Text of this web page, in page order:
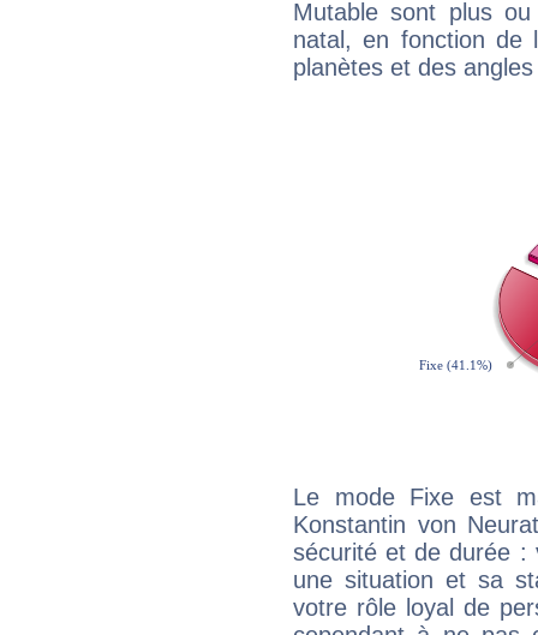
Mutable sont plus
natal, en fonction de
planètes et des
Le mode Fixe est
Konstantin von
sécurité et de durée :
une situation et sa
votre rôle loyal de